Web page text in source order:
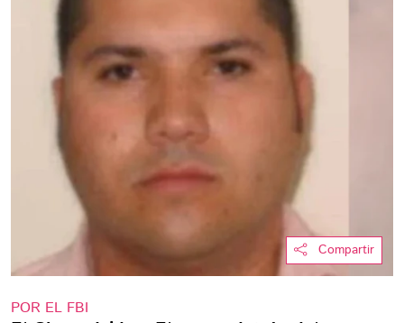
Compartir
POR EL FBI